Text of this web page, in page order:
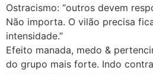
Ostracismo: “outros devem
Não importa. O vilão precisa
intensidade.”
Efeito manada, medo &
do grupo mais forte. Indo